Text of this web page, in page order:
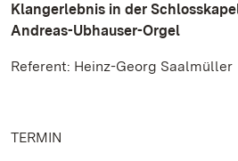
Klangerlebnis in der
Andreas-Ubhauser-Orgel
Referent: Heinz-Georg Saalmüller
TERMIN